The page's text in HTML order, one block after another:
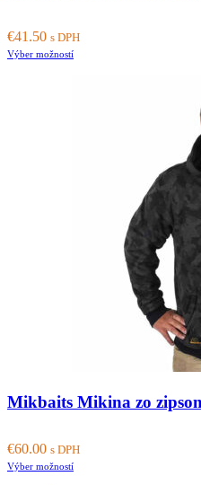
€41.50 s DPH
Výber možnostíThis
Mikbaits Mikina zo
€60.00 s DPH
Výber možnostíThis